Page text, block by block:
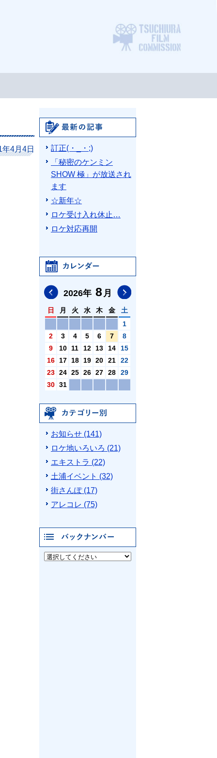
ロケ
4月4日
訂正(・_・;)
「秘密のケンミン
SHOW 極」が放送され
ます
☆新年☆
ロケ受け入れ休止…
ロケ対応再開
2026年 8 月
日 月 火 水 木 金
土
1
2
3 4 5 6 7
8
9
10 11 12 13 14
15
16
17 18 19 20 21
22
23
24 25 26 27 28
29
30
31
前の月へ
お知らせ (141)
ロケ地いろいろ (21)
エキストラ (22)
土浦イベント (32)
街さんぽ (17)
アレコレ (75)